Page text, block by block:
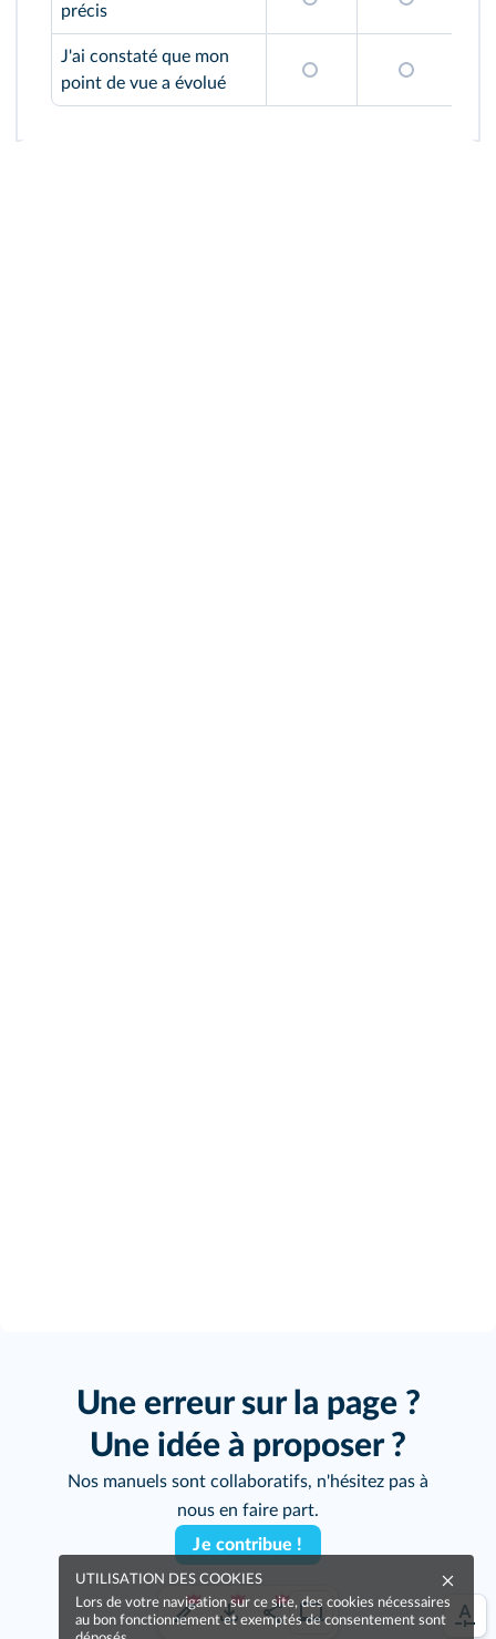
précis
J'ai constaté que mon
point de vue a évolué
Une erreur sur la page ?
Une idée à proposer ?
Nos manuels sont collaboratifs, n'hésitez pas à
nous en faire part.
Je contribue !
UTILISATION DES COOKIES
Lors de votre navigation sur ce site, des cookies nécessaires
au bon fonctionnement et exemptés de consentement sont